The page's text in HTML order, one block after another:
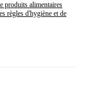
produits alimentaires
règles d'hygiène et de